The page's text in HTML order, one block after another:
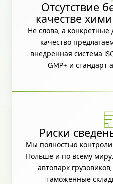
Отсутствие
качестве
Не слова, а
качество
внедренная система
GMP+ и стандарт
Риски
Мы полностью
Польше и по всему
автопарк
таможенные